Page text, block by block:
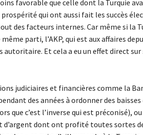
favorable que celle dont la Turquie
prospérité qui ont aussi fait les succès
des facteurs internes. Car même si la
parti, l’AKP, qui est aux affaires
autoritaire. Et cela a eu un effet direct sur
judiciaires et financières comme la
des années à ordonner des baisses
que c’est l’inverse qui est préconisé),
d’argent dont ont profité toutes sortes